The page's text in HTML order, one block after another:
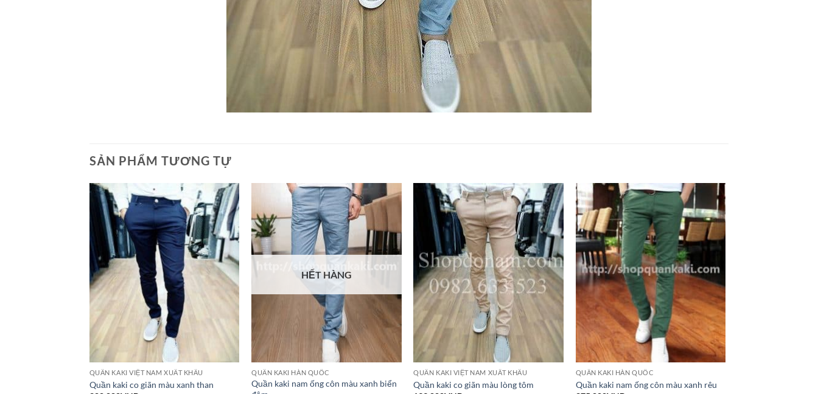
SẢN PHẨM TƯƠNG TỰ
QUẦN KAKI VIỆT NAM XUẤT KHẨU
Quần kaki co giãn màu xanh than
HẾT HÀNG
QUẦN KAKI HÀN QUỐC
Quần kaki nam ống côn màu xanh biển
QUẦN KAKI VIỆT NAM XUẤT KHẨU
Quần kaki co giãn màu lòng tôm
QUẦN KAKI HÀN QUỐC
Quần kaki nam ống côn màu xanh rêu